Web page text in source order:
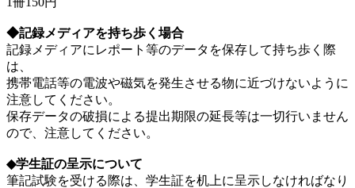
◆記録メディアを持ち歩く場合
記録メディアにレポート等のデータを保存して持ち歩く際
は、
携帯電話等の電波や磁気を発生させる物に近づけないように
注意してください。
保存データの破損による提出期限の延長等は一切行いません
ので、注意してください。
◆学生証の呈示について
筆記試験を受ける際は、学生証を机上に呈示しなければなり